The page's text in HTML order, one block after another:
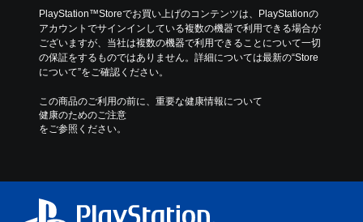
PlayStation™Storeでお買い上げのコンテンツは、PlayStationの
アカウントでサインインしている複数の機器で利用できる場合が
ございますが、当社は複数の機器で利用できることについて一切
の保証をするものではありません。詳細については最新の“Store
について”をご確認ください。
この商品のご利用の前に、重要な健康情報について
健康のためのご注意
をご参照ください。